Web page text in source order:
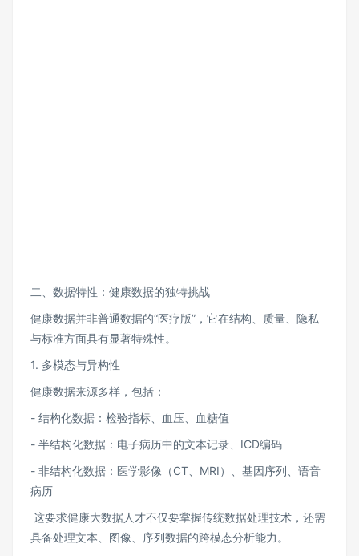
二、数据特性：健康数据的独特挑战
健康数据并非普通数据的“医疗版”，它在结构、质量、隐私
与标准方面具有显著特殊性。
1. 多模态与异构性
健康数据来源多样，包括：
- 结构化数据：检验指标、血压、血糖值
- 半结构化数据：电子病历中的文本记录、ICD编码
- 非结构化数据：医学影像（CT、MRI）、基因序列、语音
病历
这要求健康大数据人才不仅要掌握传统数据处理技术，还需
具备处理文本、图像、序列数据的跨模态分析能力。